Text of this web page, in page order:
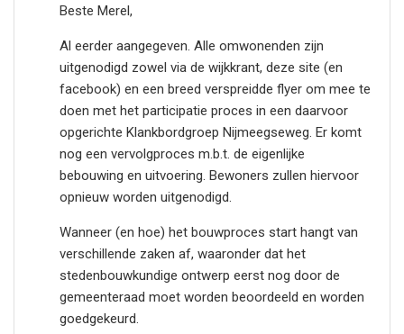
Beste Merel,
Al eerder aangegeven. Alle omwonenden zijn
uitgenodigd zowel via de wijkkrant, deze site (en
facebook) en een breed verspreidde flyer om mee te
doen met het participatie proces in een daarvoor
opgerichte Klankbordgroep Nijmeegseweg. Er komt
nog een vervolgproces m.b.t. de eigenlijke
bebouwing en uitvoering. Bewoners zullen hiervoor
opnieuw worden uitgenodigd.
Wanneer (en hoe) het bouwproces start hangt van
verschillende zaken af, waaronder dat het
stedenbouwkundige ontwerp eerst nog door de
gemeenteraad moet worden beoordeeld en worden
goedgekeurd.